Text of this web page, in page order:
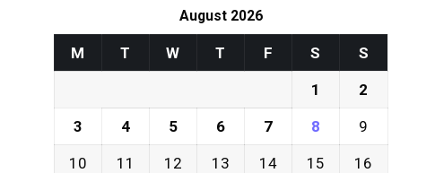
August 2026
M T W T F S S
1 2
3 4 5 6 7 8 9
10 11 12 13 14 15 16